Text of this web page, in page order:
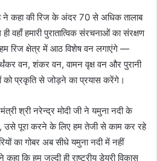
ने कहा की रिज के अंदर 70 से अधिक तालाब
वहाँ हमारी पुरातात्विक संरचनाओं का संरक्षण
हम रिज क्षेत्र में आठ विशेष वन लगाएंगे —
वन, शंकर वन, वामन वृक्ष वन और पुरानी
को प्रकृति से जोड़ने का प्रयास करेंगे।
श्री नरेन्द्र मोदी जी ने यमुना नदी के
उसे पूरा करने के लिए हम तेजी से काम कर रहे
का गोबर अब सीधे यमुना नदी में नहीं
कि हम जल्दी ही राष्ट्रीय डेयरी विकास